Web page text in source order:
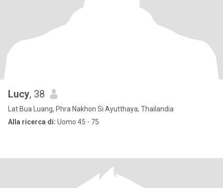
Lucy, 38
Lat Bua Luang, Phra Nakhon Si Ayutthaya, Thailandia
Alla ricerca di: Uomo 45 - 75